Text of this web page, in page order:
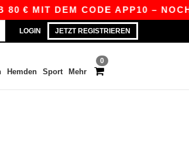
€ MIT DEM CODE APP10 –
LOGIN JETZT REGISTRIEREN
0
Hemden Sport Mehr